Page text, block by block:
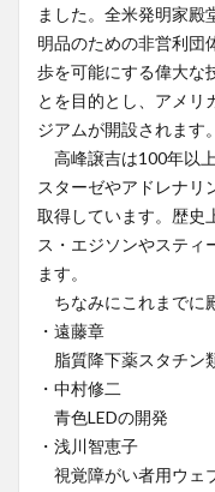
ました。全米発明家殿
明品のための非営利団
歩を可能にする偉大な
とを目的とし、アメリ
ジアムが開設されます。
高峰譲吉は100年以
スターゼやアドレナリ
取得しています。歴史
ス・エジソンやスティ
ます。
ちなみにこれまでに
・遠藤章
脂質降下薬スタチン
・中村修二
青色LEDの開発
・浅川智恵子
視覚障がい者用ウェ